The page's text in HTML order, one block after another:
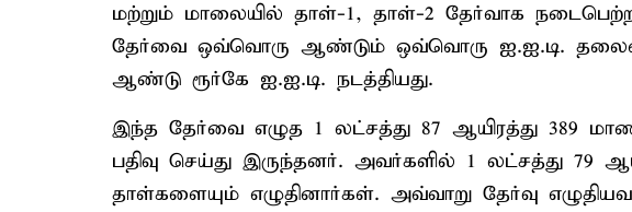
மற்றும் மாலையில் தாள்-1, தாள்-2 தேர்வாக
தேர்வை ஒவ்வொரு ஆண்டும் ஒவ்வொரு ஐ.ஐ.டி.
ஆண்டு ரூர்கே ஐ.ஐ.டி. நடத்தியது.
இந்த தேர்வை எழுத 1 லட்சத்து 87 ஆயிரத்து 389
பதிவு செய்து இருந்தனர். அவர்களில் 1 லட்சத்து 79
தாள்களையும் எழுதினார்கள். அவ்வாறு தேர்வு